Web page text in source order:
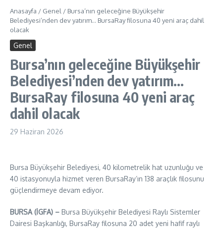
Anasayfa / Genel / Bursa’nın geleceğine Büyükşehir
Belediyesi’nden dev yatırım… BursaRay filosuna 40 yeni araç dahil
olacak
Genel
Bursa’nın geleceğine Büyükşehir
Belediyesi’nden dev yatırım…
BursaRay filosuna 40 yeni araç
dahil olacak
29 Haziran 2026
Bursa Büyükşehir Belediyesi, 40 kilometrelik hat uzunluğu ve
40 istasyonuyla hizmet veren BursaRay’ın 138 araçlık filosunu
güçlendirmeye devam ediyor.
BURSA (İGFA) – Bursa Büyükşehir Belediyesi Raylı Sistemler
Dairesi Başkanlığı, BursaRay filosuna 20 adet yeni hafif raylı